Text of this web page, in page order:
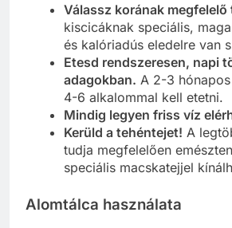
Válassz korának megfelelő
kiscicáknak speciális,
és kalóriadús eledelre van
Etesd rendszeresen, napi
adagokban. A 2-3
4-6 alkalommal kell etetni.
Mindig legyen friss víz
Kerüld a tehéntejet! A
tudja megfelelően
speciális macskatejjel
Alomtálca használata